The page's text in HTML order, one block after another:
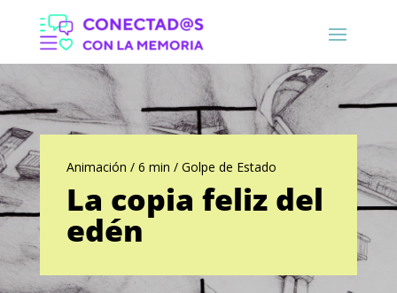
Animación / 6 min / Golpe de Estado
La copia feliz del
edén